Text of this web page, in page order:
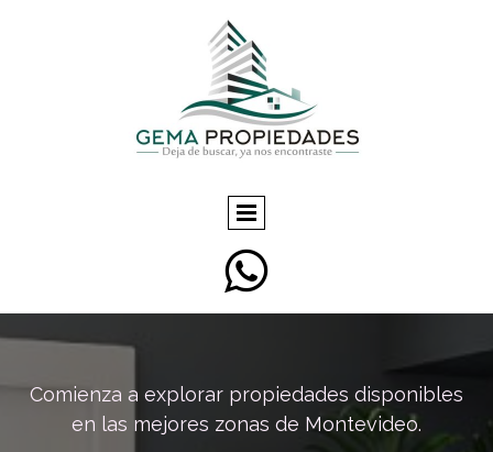

Comienza a explorar propiedades disponibles
en las mejores zonas de Montevideo.